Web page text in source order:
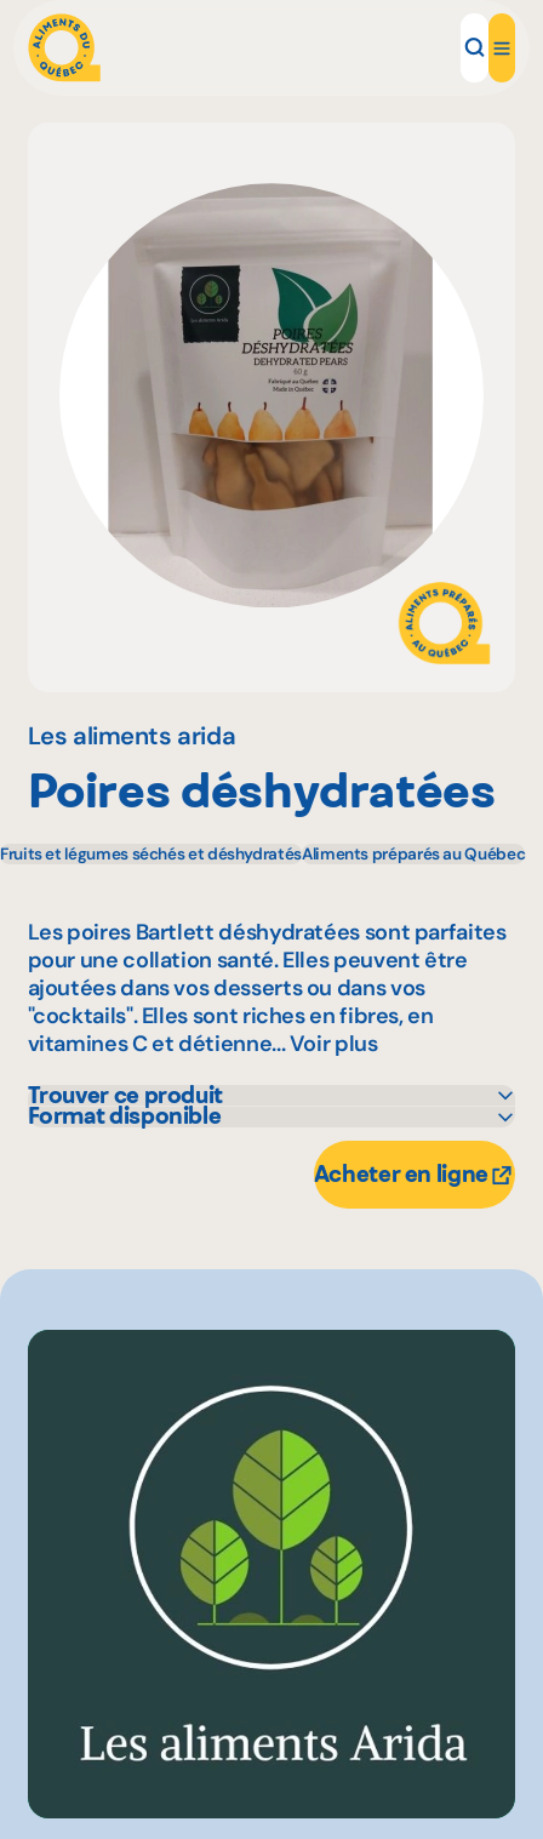
Aliments d'ici
Recettes
Inspirations d'ici
Restaurants
Institutions
À propos
EN
Les aliments arida
Poires déshydratées
Fruits et légumes séchés et déshydratésAliments préparés au Québec
Les poires Bartlett déshydratées sont parfaites
pour une collation santé. Elles peuvent être
ajoutées dans vos desserts ou dans vos
"cocktails". Elles sont riches en fibres, en
vitamines C et détienne...Voir plus
Trouver ce produit
IGA
Format disponible
Acheter en ligne